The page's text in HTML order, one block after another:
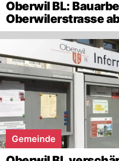
Oberwil BL:
Oberwilerstrasse
Gemeinde